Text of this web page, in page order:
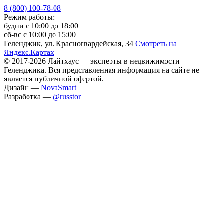
8 (800) 100-78-08
Режим работы:
будни с 10:00 до 18:00
сб-вс с 10:00 до 15:00
Геленджик, ул. Красногвардейская, 34 Смотреть на
Яндекс.Картах
© 2017-2026 Лайтхаус — эксперты в недвижимости
Геленджика. Вся представленная информация на сайте не
является публичной офертой.
Дизайн — NovaSmart
Разработка — @russtor